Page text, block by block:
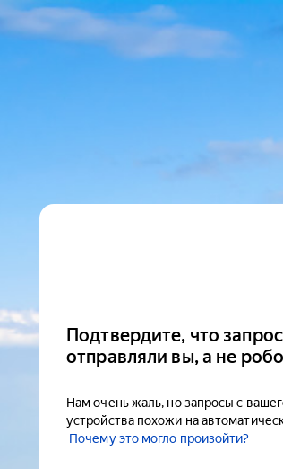
Подтвердите, что
отправляли вы, а не
Нам очень жаль, но запросы с
устройства похожи на
Почему это могло произойти?